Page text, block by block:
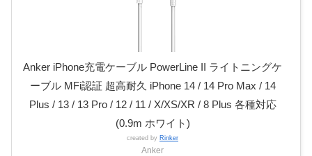
Anker iPhone充電ケーブル PowerLine II ライトニングケ
ーブル MFi認証 超高耐久 iPhone 14 / 14 Pro Max / 14
Plus / 13 / 13 Pro / 12 / 11 / X/XS/XR / 8 Plus 各種対応
(0.9m ホワイト)
created by Rinker
Anker